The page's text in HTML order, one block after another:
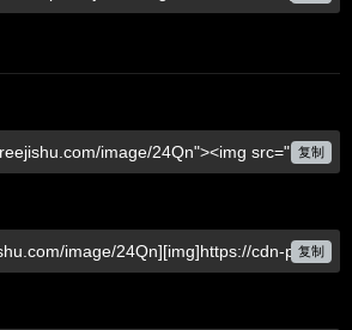
复制
复制